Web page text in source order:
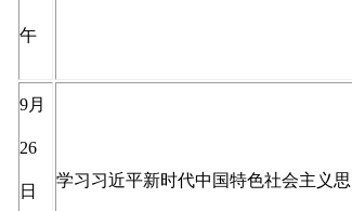
午
9月
26
日
学习习近平新时代中国特色社会主义思